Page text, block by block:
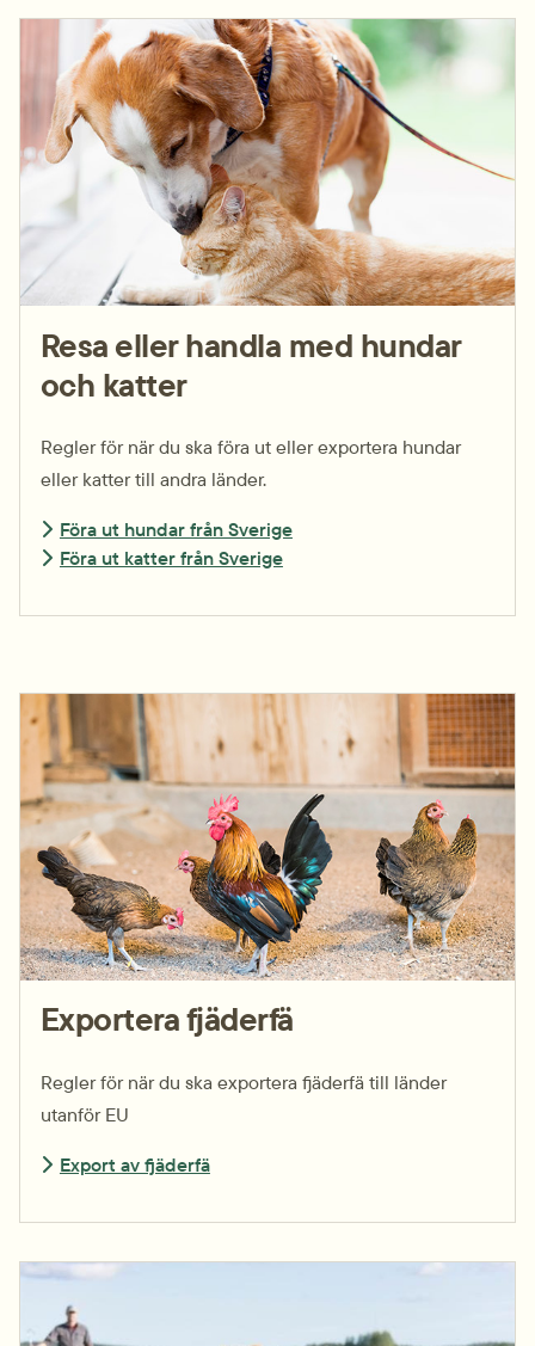
Resa eller handla med hundar
och katter
Regler för när du ska föra ut eller exportera hundar
eller katter till andra länder.
Föra ut hundar från Sverige
Föra ut katter från Sverige
Exportera fjäderfä
Regler för när du ska exportera fjäderfä till länder
utanför EU
Export av fjäderfä